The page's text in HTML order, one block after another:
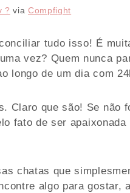
? viaCompfight
tudo isso! É
vez? Quem nunca
longo de um dia com
Claro que são! Se não
fato de ser apaixonada
chatas que
algo para gostar,